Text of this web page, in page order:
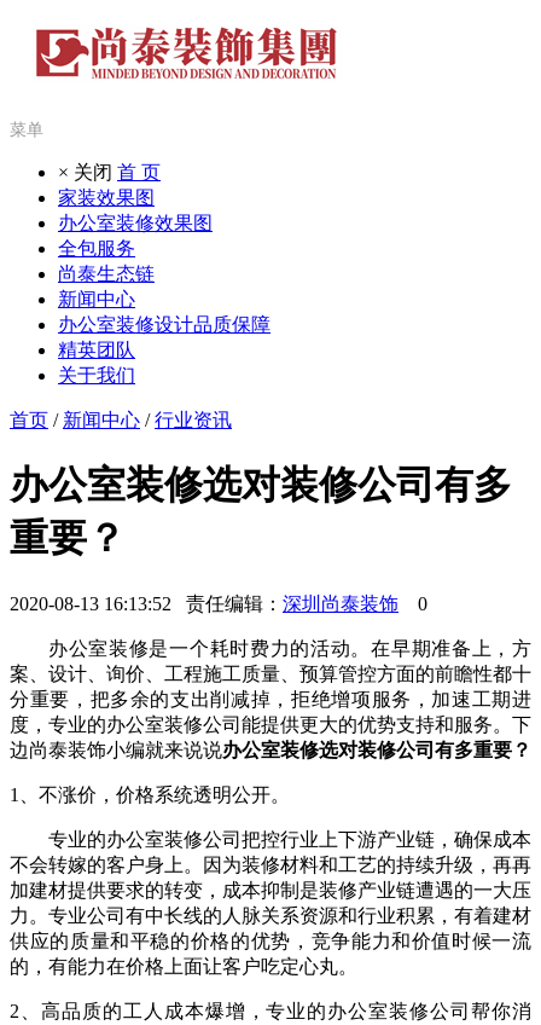
菜单
× 关闭 首 页
家装效果图
办公室装修效果图
全包服务
尚泰生态链
新闻中心
办公室装修设计品质保障
精英团队
关于我们
首页 / 新闻中心 /行业资讯
办公室装修选对装修公司有多
重要？
2020-08-13 16:13:52 责任编辑： 深圳尚泰装饰 0
办公室装修是一个耗时费力的活动。在早期准备上，方
案、设计、询价、工程施工质量、预算管控方面的前瞻性都十
分重要，把多余的支出削减掉，拒绝增项服务，加速工期进
度，专业的办公室装修公司能提供更大的优势支持和服务。下
边尚泰装饰小编就来说说办公室装修选对装修公司有多重要？
1、不涨价，价格系统透明公开。
专业的办公室装修公司把控行业上下游产业链，确保成本
不会转嫁的客户身上。因为装修材料和工艺的持续升级，再再
加建材提供要求的转变，成本抑制是装修产业链遭遇的一大压
力。专业公司有中长线的人脉关系资源和行业积累，有着建材
供应的质量和平稳的价格的优势，竞争能力和价值时候一流
的，有能力在价格上面让客户吃定心丸。
2、高品质的工人成本爆增，专业的办公室装修公司帮你消